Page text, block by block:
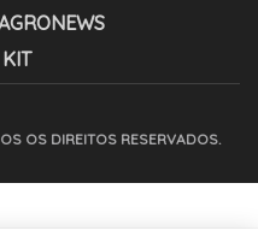
OS DIREITOS RESERVADOS.